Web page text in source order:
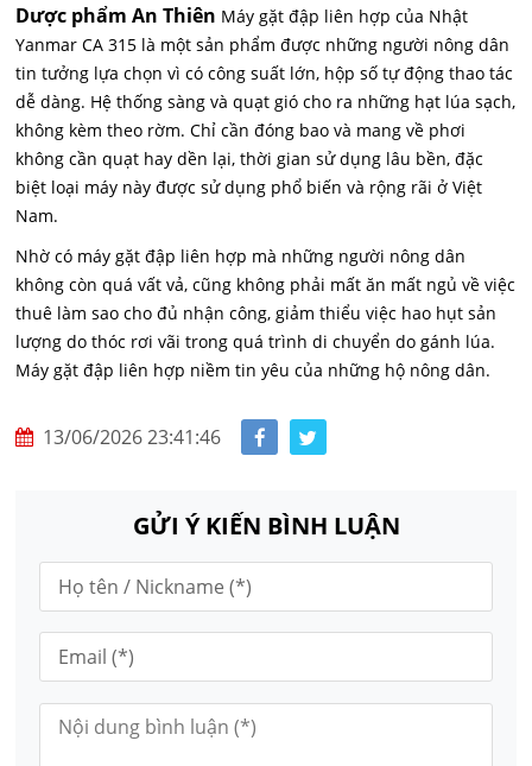
Dược phẩm An Thiên Máy gặt đập liên hợp của Nhật
Yanmar CA 315 là một sản phẩm được những người nông dân
tin tưởng lựa chọn vì có công suất lớn, hộp số tự động thao tác
dễ dàng. Hệ thống sàng và quạt gió cho ra những hạt lúa sạch,
không kèm theo rờm. Chỉ cần đóng bao và mang về phơi
không cần quạt hay dền lại, thời gian sử dụng lâu bền, đặc
biệt loại máy này được sử dụng phổ biến và rộng rãi ở Việt
Nam.
Nhờ có máy gặt đập liên hợp mà những người nông dân
không còn quá vất vả, cũng không phải mất ăn mất ngủ về việc
thuê làm sao cho đủ nhận công, giảm thiểu việc hao hụt sản
lượng do thóc rơi vãi trong quá trình di chuyển do gánh lúa.
Máy gặt đập liên hợp niềm tin yêu của những hộ nông dân.
13/06/2026 23:41:46
GỬI Ý KIẾN BÌNH LUẬN